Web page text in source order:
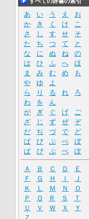
あ い う え
お
か
き く け
こ
さ
し す せ
そ
た
ち つ て
と
な
に ぬ ね
の
は
ひ ふ へ
ほ
ま
み む め
も
や
ゆ
よ
ら
り る れ
ろ
わ
を
ん
が
ぎ ぐ げ
ご
ざ
じ ず ぜ
ぞ
だ
ぢ づ で
ど
ば
び ぶ べ
ぼ
ぱ
ぴ ぷ ぺ ぽ
Ａ Ｂ Ｃ Ｄ
Ｅ
Ｆ
Ｇ Ｈ Ｉ
Ｊ
Ｋ
Ｌ Ｍ Ｎ
Ｏ
Ｐ
Ｑ Ｒ Ｓ
Ｔ
Ｕ
Ｖ Ｗ Ｘ
Ｙ